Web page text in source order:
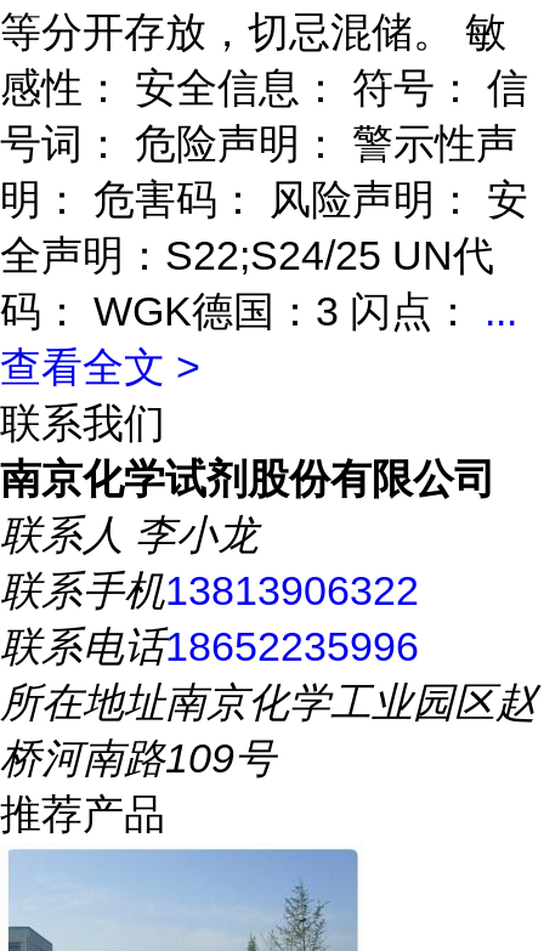
等分开存放，切忌混储。 敏
感性： 安全信息： 符号： 信
号词： 危险声明： 警示性声
明： 危害码： 风险声明： 安
全声明：S22;S24/25 UN代
码： WGK德国：3 闪点： ...
查看全文 >
联系我们
南京化学试剂股份有限公司
联系人 李小龙
联系手机13813906322
联系电话18652235996
所在地址南京化学工业园区赵
桥河南路109号
推荐产品